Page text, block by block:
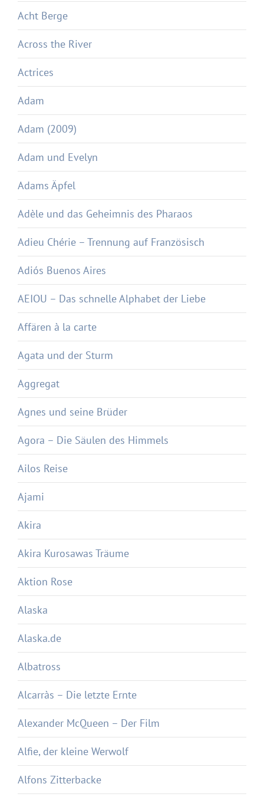
Acht Berge
Across the River
Actrices
Adam
Adam (2009)
Adam und Evelyn
Adams Äpfel
Adèle und das Geheimnis des Pharaos
Adieu Chérie – Trennung auf Französisch
Adiós Buenos Aires
AEIOU – Das schnelle Alphabet der Liebe
Affären à la carte
Agata und der Sturm
Aggregat
Agnes und seine Brüder
Agora – Die Säulen des Himmels
Ailos Reise
Ajami
Akira
Akira Kurosawas Träume
Aktion Rose
Alaska
Alaska.de
Albatross
Alcarràs – Die letzte Ernte
Alexander McQueen – Der Film
Alfie, der kleine Werwolf
Alfons Zitterbacke